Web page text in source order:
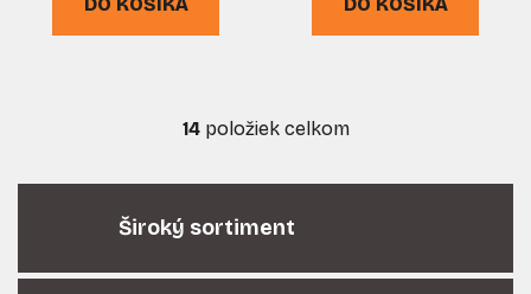
O
l
á
d
a
14položiek celkom
Široký sortiment